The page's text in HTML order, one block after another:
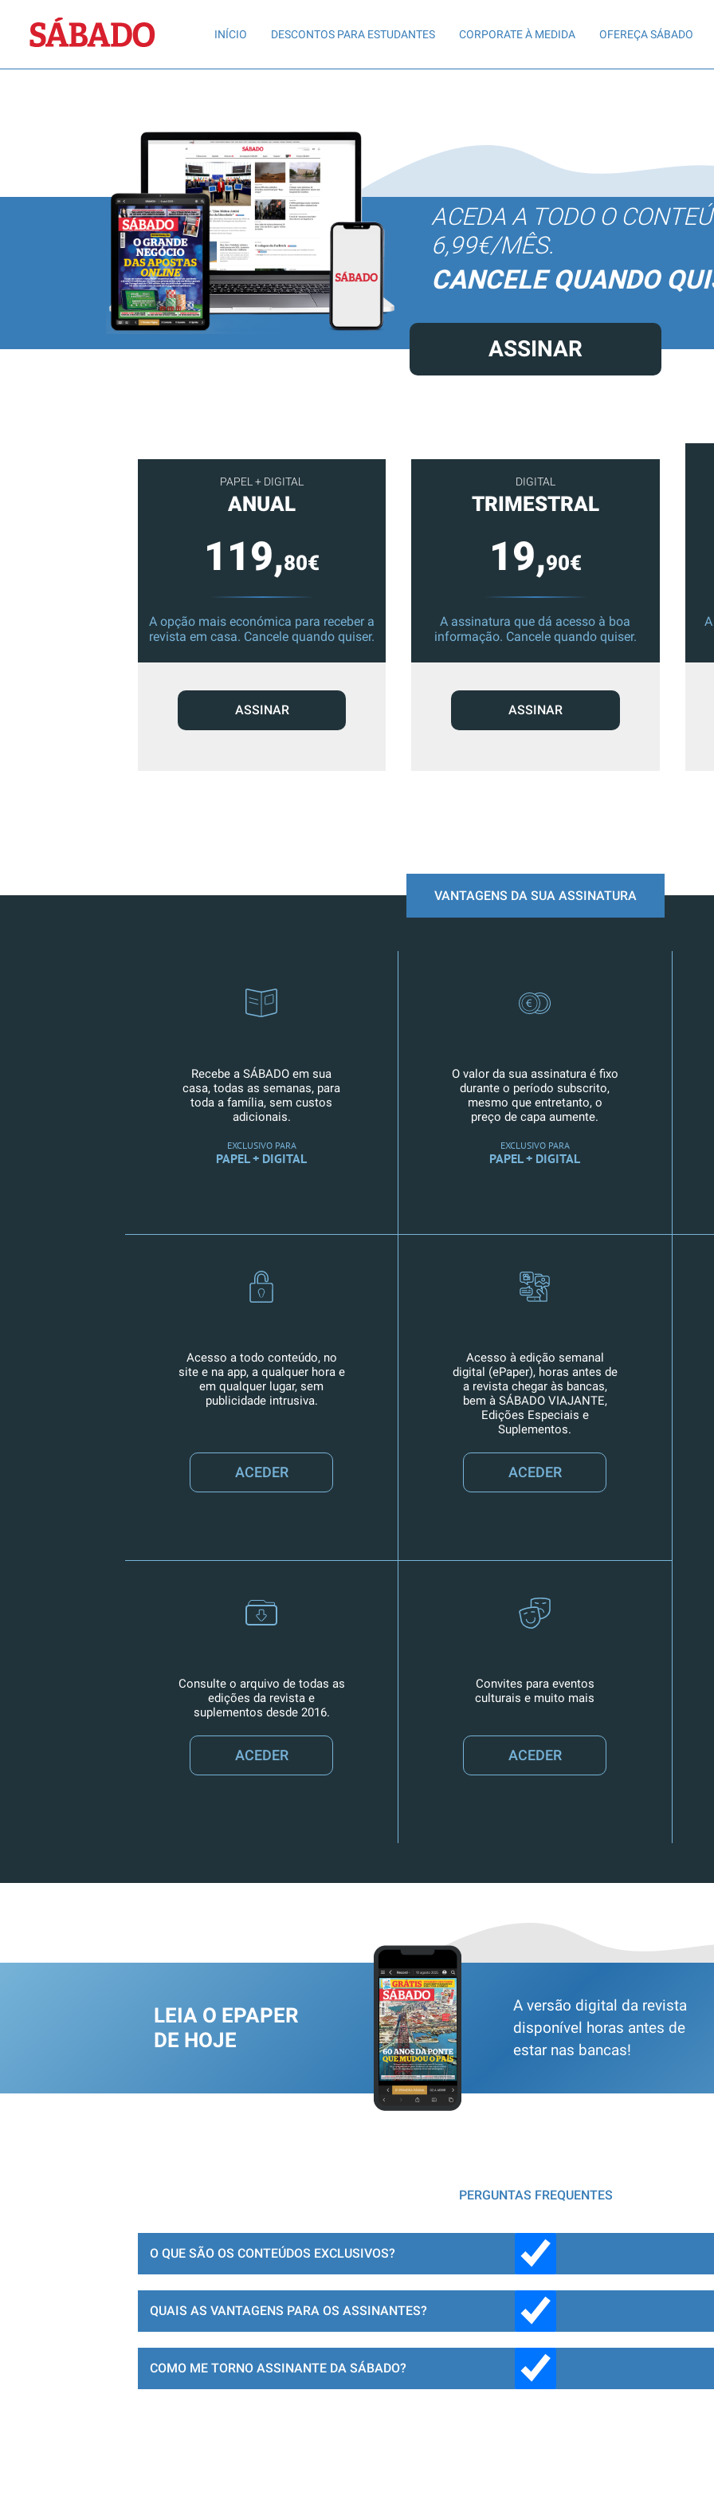
Sábado
INÍCIO DESCONTOS PARA ESTUDANTES CORPORATE À MEDIDA OFEREÇA SÁBADO
ACEDA A TODO O
6,99€/MÊS.
CANCELE QUANDO
ASSINAR
PAPEL + DIGITAL
ANUAL
119,80€
A opção mais económica para receber a
revista em casa. Cancele quando quiser.
ASSINAR
DIGITAL
TRIMESTRAL
19,90€
A assinatura que dá acesso à boa
informação. Cancele quando quiser.
ASSINAR
VANTAGENS DA SUA ASSINATURA
Recebe a SÁBADO em sua
casa, todas as semanas, para
toda a família, sem custos
adicionais.
EXCLUSIVO PARA
PAPEL + DIGITAL
O valor da sua assinatura é fixo
durante o período subscrito,
mesmo que entretanto, o
preço de capa aumente.
EXCLUSIVO PARA
PAPEL + DIGITAL
Acesso a todo conteúdo, no
site e na app, a qualquer hora e
em qualquer lugar, sem
publicidade intrusiva.
ACEDER
Acesso à edição semanal
digital (ePaper), horas antes de
a revista chegar às bancas,
bem à SÁBADO VIAJANTE,
Edições Especiais e
Suplementos.
ACEDER
Consulte o arquivo de todas as
edições da revista e
suplementos desde 2016.
ACEDER
Convites para eventos
culturais e muito mais
ACEDER
LEIA O EPAPER
DE HOJE
A versão digital da revista
disponível horas antes de
estar nas bancas!
PERGUNTAS FREQUENTES
O QUE SÃO OS CONTEÚDOS EXCLUSIVOS?
QUAIS AS VANTAGENS PARA OS ASSINANTES?
COMO ME TORNO ASSINANTE DA SÁBADO?